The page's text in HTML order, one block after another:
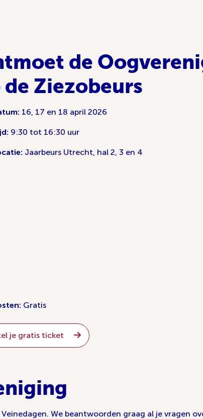
de
de Ziezobeurs
16, 17 en 18 april 2026
9:30 tot 16:30 uur
Jaarbeurs Utrecht, hal 2, 3 en 4
Gratis
je gratis ticket
We beantwoorden graag al je vragen